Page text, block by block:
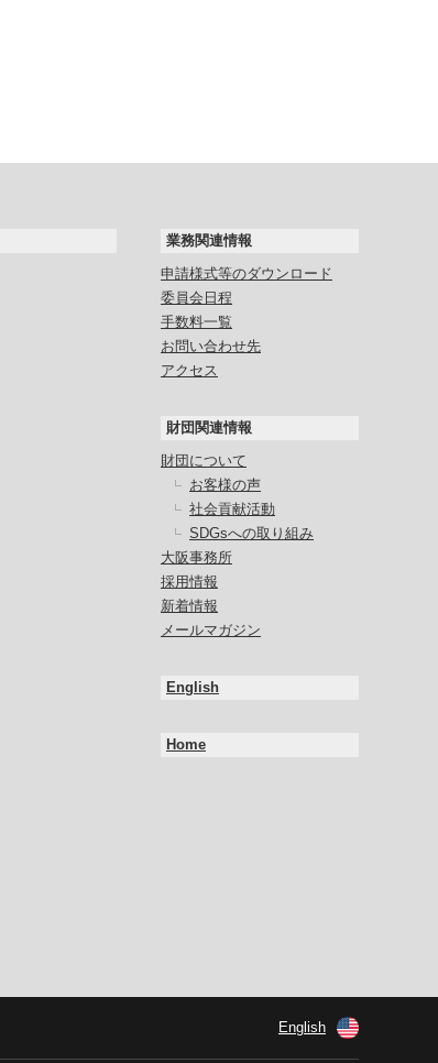
業務関連情報
申請様式等のダウンロード
委員会日程
手数料一覧
お問い合わせ先
アクセス
財団関連情報
財団について
お客様の声
社会貢献活動
SDGsへの取り組み
大阪事務所
採用情報
新着情報
メールマガジン
English
Home
English